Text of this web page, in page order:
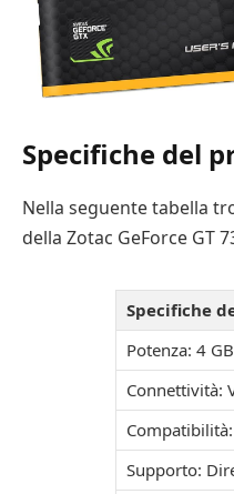
Specifiche del
Nella seguente tabella
della Zotac GeForce GT
Specifiche
Potenza: 4 GB
Connettività:
Supporto: